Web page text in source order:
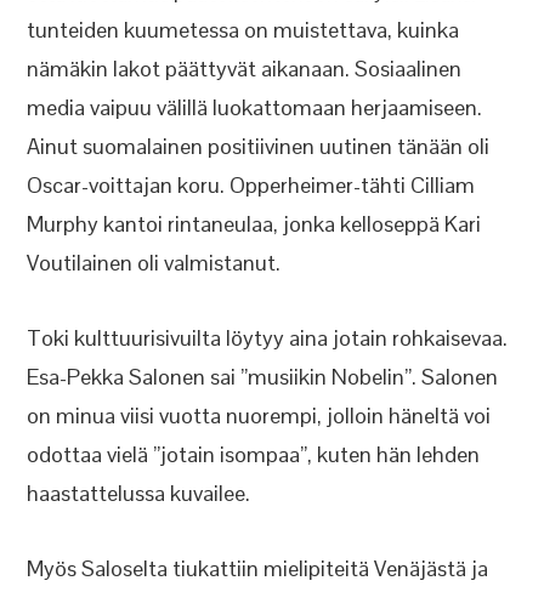
tunteiden kuumetessa on muistettava, kuinka
nämäkin lakot päättyvät aikanaan. Sosiaalinen
media vaipuu välillä luokattomaan herjaamiseen.
Ainut suomalainen positiivinen uutinen tänään oli
Oscar-voittajan koru. Opperheimer-tähti Cilliam
Murphy kantoi rintaneulaa, jonka kelloseppä Kari
Voutilainen oli valmistanut.
Toki kulttuurisivuilta löytyy aina jotain rohkaisevaa.
Esa-Pekka Salonen sai ”musiikin Nobelin”. Salonen
on minua viisi vuotta nuorempi, jolloin häneltä voi
odottaa vielä ”jotain isompaa”, kuten hän lehden
haastattelussa kuvailee.
Myös Saloselta tiukattiin mielipiteitä Venäjästä ja